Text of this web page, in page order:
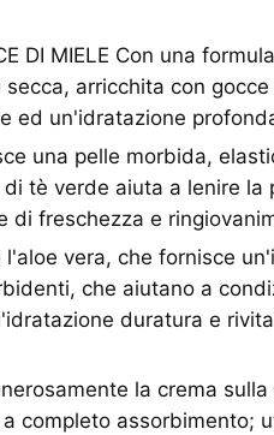
DI MIELE Con una
arricchita con
ed un'idratazione
una pelle morbida,
tè verde aiuta a lenire la
di freschezza e
l'aloe vera, che fornisce
che aiutano a
duratura e
la crema
completo assorbimento;